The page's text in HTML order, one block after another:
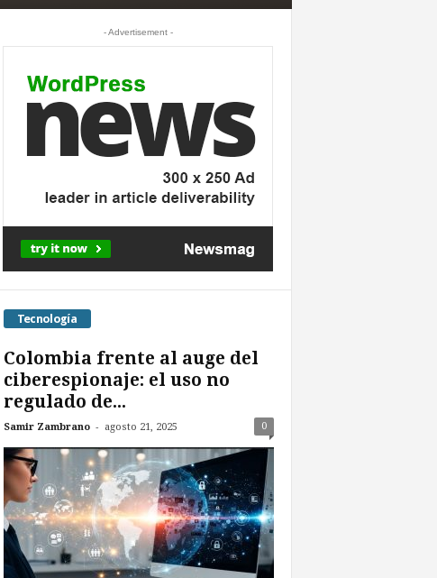
- Advertisement -
Tecnología
Colombia frente al auge del
ciberespionaje: el uso no
regulado de...
Samir Zambrano - agosto 21, 2025 0